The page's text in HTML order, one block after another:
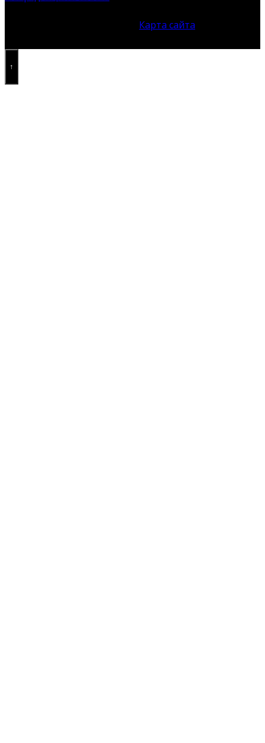
или частичное использование материала без согласия
Карта сайта